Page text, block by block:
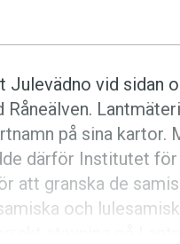
Julevädno vid sidan
på sina kartor.
därför Institutet
att granska de
och